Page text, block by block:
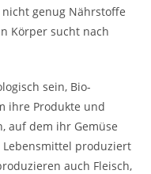
genug Nährstoffe
Körper sucht nach
sein, Bio-
ihre Produkte und
auf dem ihr Gemüse
produziert
auch Fleisch,